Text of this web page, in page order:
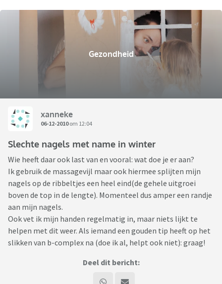
Gezondheid
xanneke
06-12-2010om 12:04
Slechte nagels met name in winter
Wie heeft daar ook last van en vooral: wat doe je er aan?
Ik gebruik de massagevijl maar ook hiermee splijten mijn
nagels op de ribbeltjes een heel eind(de gehele uitgroei
boven de top in de lengte). Momenteel dus amper een randje
aan mijn nagels.
Ook vet ik mijn handen regelmatig in, maar niets lijkt te
helpen met dit weer. Als iemand een gouden tip heeft op het
slikken van b-complex na (doe ik al, helpt ook niet): graag!
Deel dit bericht: